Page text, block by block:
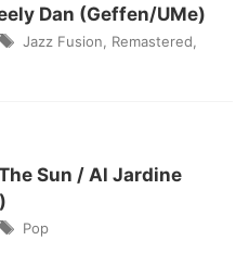
Dan (Geffen/UMe)
Jazz Fusion Remastered
Sun / Al Jardine
Pop